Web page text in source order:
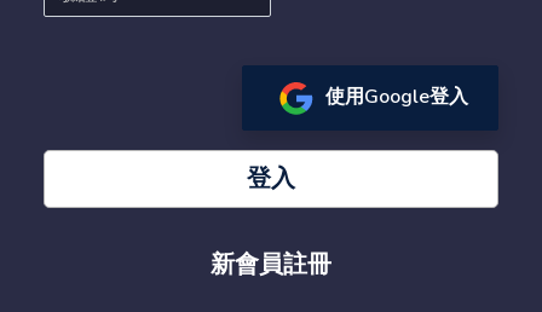
使用Google登入
登入
新會員註冊